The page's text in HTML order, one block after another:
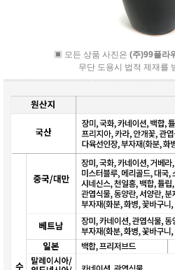
▣ 모든 상품 사진은 (주)99플라
무단 도용시 법적 제재를